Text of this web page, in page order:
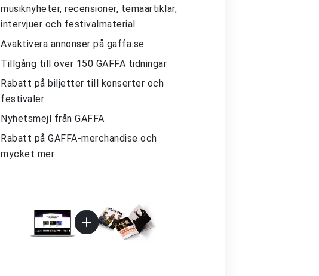
musiknyheter, recensioner, temaartiklar,
intervjuer och festivalmaterial
Avaktivera annonser på gaffa.se
Tillgång till över 150 GAFFA tidningar
Rabatt på biljetter till konserter och
festivaler
Nyhetsmejl från GAFFA
Rabatt på GAFFA-merchandise och
mycket mer